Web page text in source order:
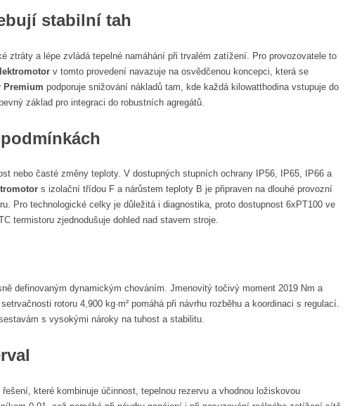
stabilní tah
ztráty a lépe zvládá tepelné namáhání při trvalém zatížení. Pro provozovatele to
v tomto provedení navazuje na osvědčenou koncepci, která se
Premium podporuje snižování nákladů tam, kde každá kilowatthodina vstupuje do
základ pro integraci do robustních agregátů.
nebo časté změny teploty. V dostupných stupních ochrany IP56, IP65, IP66 a
s izolační třídou F a nárůstem teploty B je připraven na dlouhé provozní
Pro technologické celky je důležitá i diagnostika, proto dostupnost 6xPT100 ve
termistoru zjednodušuje dohled nad stavem stroje.
definovaným dynamickým chováním. Jmenovitý točivý moment 2019 Nm a
rotoru 4,900 kg·m² pomáhá při návrhu rozběhu a koordinaci s regulací.
s vysokými nároky na tuhost a stabilitu.
které kombinuje účinnost, tepelnou rezervu a vhodnou ložiskovou